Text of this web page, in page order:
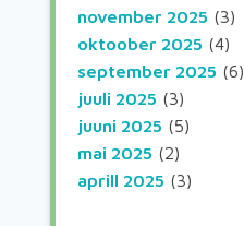
november 2025 (3)
oktoober 2025 (4)
september 2025 (6)
juuli 2025 (3)
juuni 2025 (5)
mai 2025 (2)
aprill 2025 (3)